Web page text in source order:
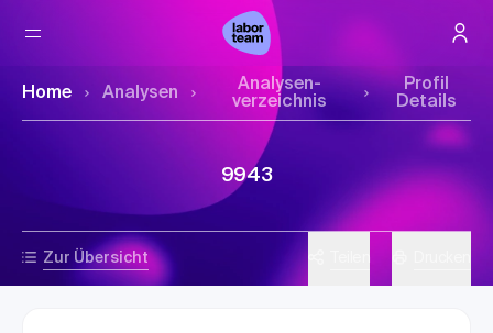
Home Analysen
Analysen­
verzeichnis
Profil
Details
Zur Übersicht
9943